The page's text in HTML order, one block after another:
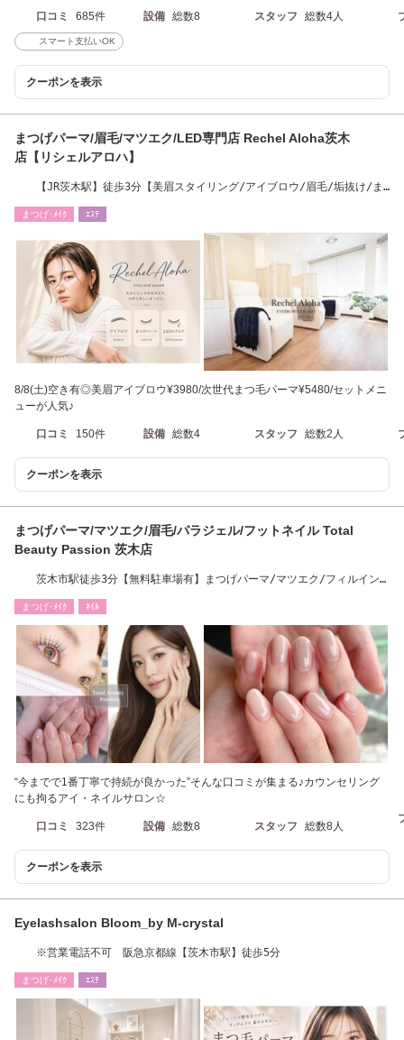
口コミ 685件 設備 総数8 スタッフ 総数4人
スマート支払いOK
クーポンを表示
まつげパーマ/眉毛/マツエク/LED専門店 Rechel Aloha茨木
店【リシェルアロハ】
【JR茨木駅】徒歩3分【美眉スタイリング/アイブロウ/眉毛/垢抜け/ま
まつげ･ﾒｲｸ ｴｽﾃ
8/8(土)空き有◎美眉アイブロウ¥3980/次世代まつ毛パーマ¥5480/セットメニ
ューが人気♪
口コミ 150件 設備 総数4 スタッフ 総数2人
クーポンを表示
まつげパーマ/マツエク/眉毛/パラジェル/フットネイル Total
Beauty Passion 茨木店
茨木市駅徒歩3分【無料駐車場有】まつげパーマ/マツエク/フィルイン/
まつげ･ﾒｲｸ ﾈｲﾙ
“今までで1番丁寧で持続が良かった”そんな口コミが集まる♪カウンセリング
にも拘るアイ・ネイルサロン☆
口コミ 323件 設備 総数8 スタッフ 総数8人
クーポンを表示
Eyelashsalon Bloom_by M-crystal
※営業電話不可 阪急京都線【茨木市駅】徒歩5分
まつげ･ﾒｲｸ ｴｽﾃ